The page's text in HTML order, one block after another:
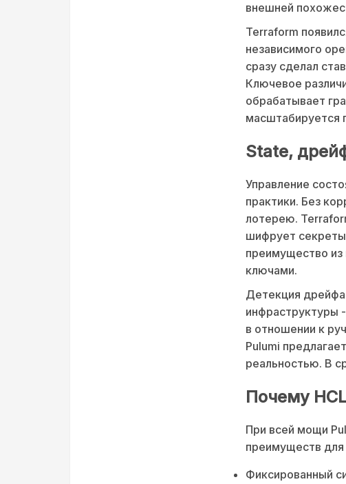
внешней
Terraform
независимого
сразу сделал
Ключевое
обрабатывает
масштабируется
State,
Управление
практики. Без
лотерею.
шифрует секреты
преимущество из
ключами.
Детекция
инфраструктуры
в отношении к
Pulumi
реальностью. В
Почему
При всей мощи
преимуществ
Фиксированный